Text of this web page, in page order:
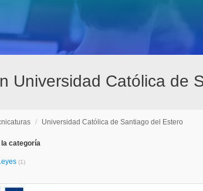
Universidad Católica de
/ Universidad Católica de Santiago del Estero
categoría
(1)